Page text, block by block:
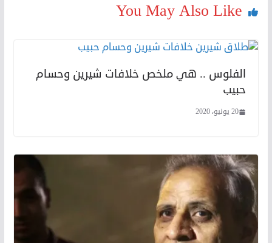
You May Also Like
الفلوس .. هي ملخص خلافات شيرين وحسام
حبيب
20 يونيو، 2020